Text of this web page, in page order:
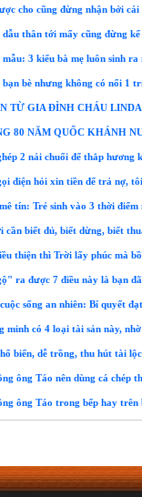
cho cũng đừng nhận bởi
thân tới mấy cũng đừng
3 kiểu bà mẹ luôn sinh
bạn bè nhưng không có nổi 1
TỪ GIA ĐÌNH CHÁU LINDA
80 NĂM QUỐC KHÁNH
2 nải chuối để thắp hương
điện hỏi xin tiền để trả nợ,
tín: Trẻ sinh vào 3 thời
cần biết đủ, biết dừng, biết
thiện thì Trời lấy phúc mà
ra được 7 điều này là bạn
sống an nhiên: Bí quyết
minh có 4 loại tài sản này,
biến, dễ trồng, thu hút tài
ông Táo nên dùng cá
ông Táo trong bếp hay